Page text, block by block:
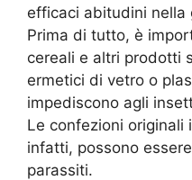
efficaci abitudini nella
Prima di tutto, è
cereali e altri prodotti
ermetici di vetro o
impediscono agli
Le confezioni
infatti, possono
parassiti.